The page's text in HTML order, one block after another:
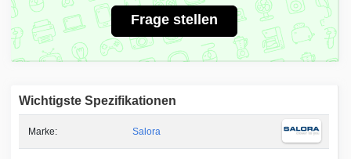
Frage stellen
Wichtigste Spezifikationen
Marke: Salora